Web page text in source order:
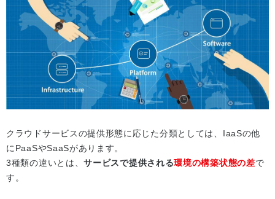
クラウドサービスの提供形態に応じた分類としては、IaaSの他
にPaaSやSaaSがあります。
3種類の違いとは、サービスで提供される環境の構築状態の差で
す。